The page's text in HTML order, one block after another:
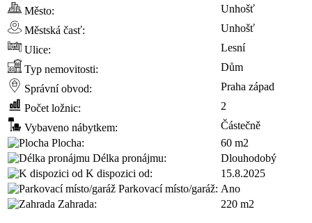
Město:
Unhošť
Městská časť:
Unhošť
Ulice:
Lesní
Typ nemovitosti:
Dům
Správní obvod:
Praha západ
Počet ložnic:
2
Vybaveno nábytkem:
Částečně
Plocha:
60 m2
Délka pronájmu:
Dlouhodobý
K dispozici od:
15.8.2025
Parkovací místo/garáž: Ano
Zahrada:
220 m2